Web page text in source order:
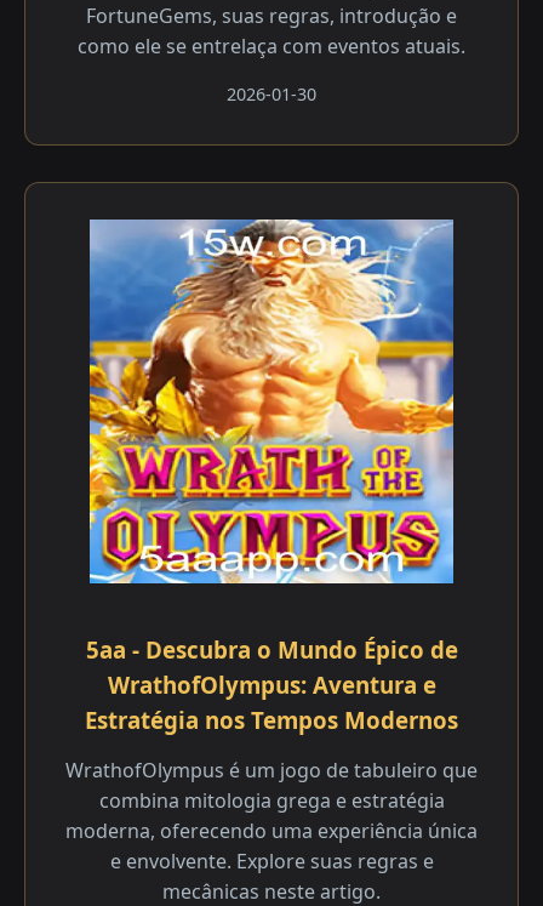
FortuneGems, suas regras, introdução e
como ele se entrelaça com eventos atuais.
2026-01-30
5aa - Descubra o Mundo Épico de
WrathofOlympus: Aventura e
Estratégia nos Tempos Modernos
WrathofOlympus é um jogo de tabuleiro que
combina mitologia grega e estratégia
moderna, oferecendo uma experiência única
e envolvente. Explore suas regras e
mecânicas neste artigo.